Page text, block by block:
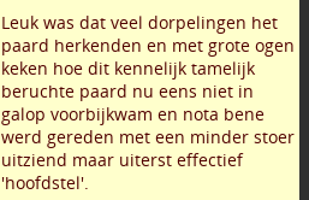
Leuk was dat veel dorpelingen het
paard herkenden en met grote ogen
keken hoe dit kennelijk tamelijk
beruchte paard nu eens niet in
galop voorbijkwam en nota bene
werd gereden met een minder stoer
uitziend maar uiterst effectief
'hoofdstel'.